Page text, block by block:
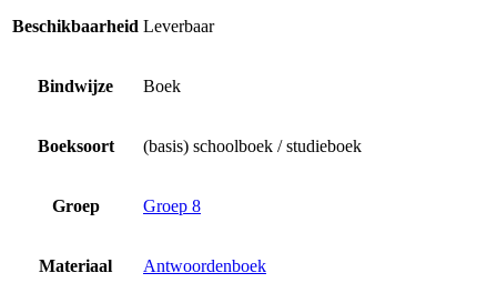
Beschikbaarheid Leverbaar
Bindwijze Boek
Boeksoort (basis) schoolboek / studieboek
Groep Groep 8
Materiaal Antwoordenboek